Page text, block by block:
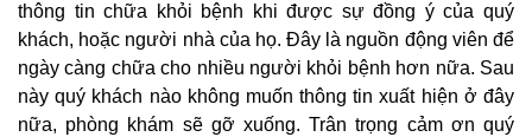
thông tin chữa khỏi bệnh khi được sự đồng ý của quý
khách, hoặc người nhà của họ. Đây là nguồn động viên để
ngày càng chữa cho nhiều người khỏi bệnh hơn nữa. Sau
này quý khách nào không muốn thông tin xuất hiện ở đây
nữa, phòng khám sẽ gỡ xuống. Trân trọng cảm ơn quý